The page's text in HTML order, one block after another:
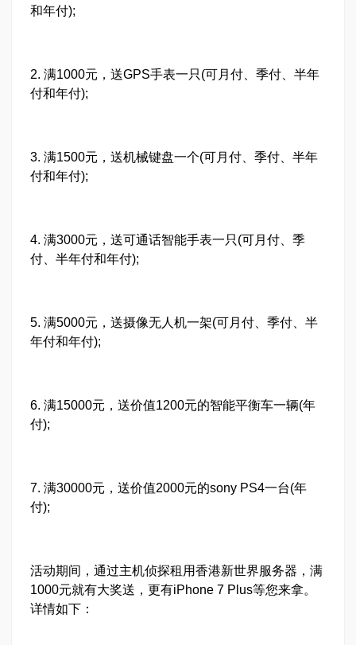
和年付);
2. 满1000元，送GPS手表一只(可月付、季付、半年
付和年付);
3. 满1500元，送机械键盘一个(可月付、季付、半年
付和年付);
4. 满3000元，送可通话智能手表一只(可月付、季
付、半年付和年付);
5. 满5000元，送摄像无人机一架(可月付、季付、半
年付和年付);
6. 满15000元，送价值1200元的智能平衡车一辆(年
付);
7. 满30000元，送价值2000元的sony PS4一台(年
付);
活动期间，通过主机侦探租用香港新世界服务器，满
1000元就有大奖送，更有iPhone 7 Plus等您来拿。
详情如下：